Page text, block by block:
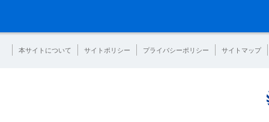
本サイトについて サイトポリシー プライバシーポリシー サイトマップ